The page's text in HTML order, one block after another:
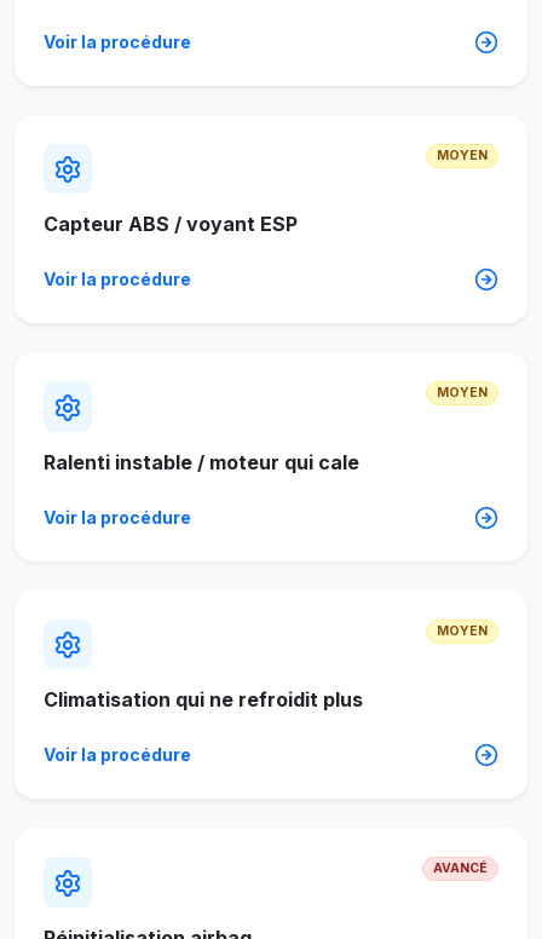
Voir la procédure
MOYEN
Capteur ABS / voyant ESP
Voir la procédure
MOYEN
Ralenti instable / moteur qui cale
Voir la procédure
MOYEN
Climatisation qui ne refroidit plus
Voir la procédure
AVANCÉ